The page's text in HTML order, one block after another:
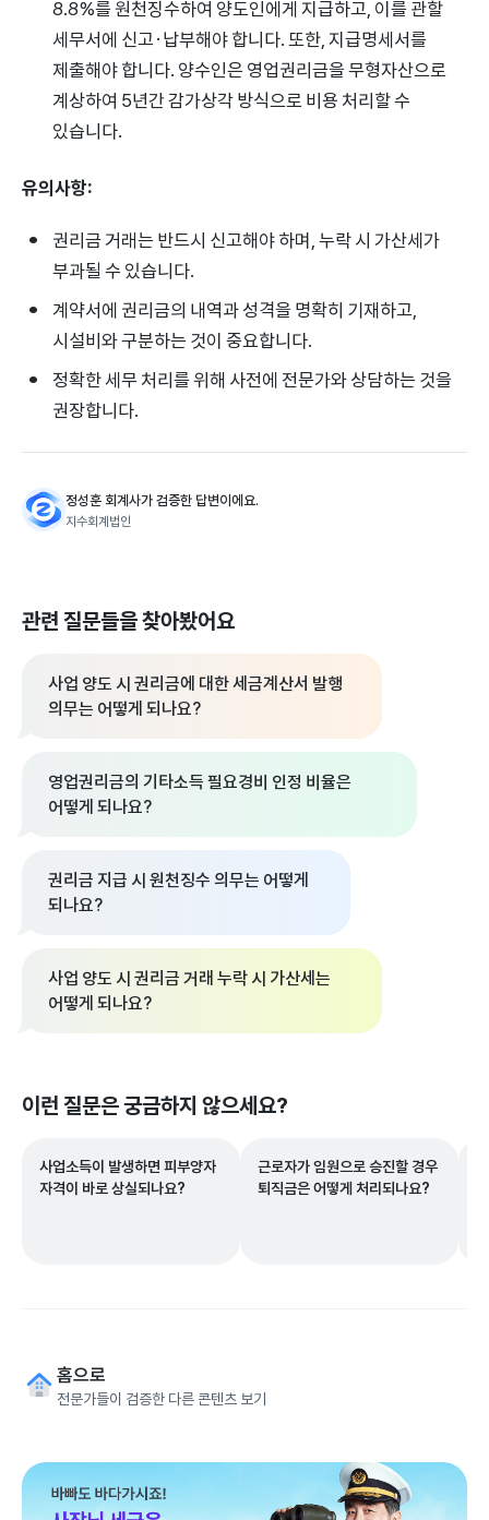
8.8%를 원천징수하여 양도인에게 지급하고, 이를 관할
세무서에 신고·납부해야 합니다. 또한, 지급명세서를
제출해야 합니다. 양수인은 영업권리금을 무형자산으로
계상하여 5년간 감가상각 방식으로 비용 처리할 수
있습니다.
유의사항:
권리금 거래는 반드시 신고해야 하며, 누락 시 가산세가
부과될 수 있습니다.
계약서에 권리금의 내역과 성격을 명확히 기재하고,
시설비와 구분하는 것이 중요합니다.
정확한 세무 처리를 위해 사전에 전문가와 상담하는 것을
권장합니다.
정성훈 회계사가 검증한 답변이에요.
지수회계법인
관련 질문들을 찾아봤어요
사업 양도 시 권리금에 대한 세금계산서 발행
의무는 어떻게 되나요?
영업권리금의 기타소득 필요경비 인정 비율은
어떻게 되나요?
권리금 지급 시 원천징수 의무는 어떻게
되나요?
사업 양도 시 권리금 거래 누락 시 가산세는
어떻게 되나요?
이런 질문은 궁금하지 않으세요?
사업소득이 발생하면 피부양자
자격이 바로 상실되나요?
근로자가 임원으로 승진할 경우
퇴직금은 어떻게 처리되나요?
홈으로
전문가들이 검증한 다른 콘텐츠 보기